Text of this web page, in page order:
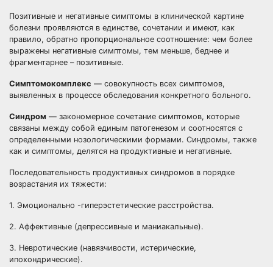
Позитивные и негативные симптомы в клинической картине
болезни проявляются в единстве, сочетании и имеют, как
правило, обратно пропорциональное соотношение: чем более
выражены негативные симптомы, тем меньше, беднее и
фрагментарнее – позитивные.
Симптомокомплекс — совокупность всех симптомов,
выявленных в процессе обследования конкретного больного.
Синдром — закономерное сочетание симптомов, которые
связаны между собой единым патогенезом и соотносятся с
определенными нозологическими формами. Синдромы, также
как и симптомы, делятся на продуктивные и негативные.
Последовательность продуктивных синдромов в порядке
возрастания их тяжести:
1. Эмоционально -гиперэстетические расстройства.
2. Аффективные (депрессивные и маниакальные).
3. Невротические (навязчивости, истерические,
ипохондрические).